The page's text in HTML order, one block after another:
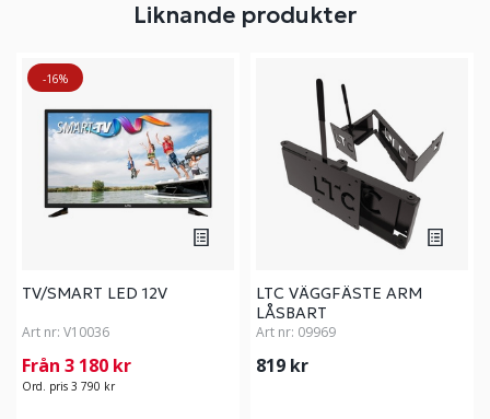
Liknande produkter
-16%
TV/SMART LED 12V
Art nr: V10036
Från 3 180 kr
Ord. pris 3 790 kr
LTC VÄGGFÄSTE ARM
LÅSBART
Art nr: 09969
819 kr